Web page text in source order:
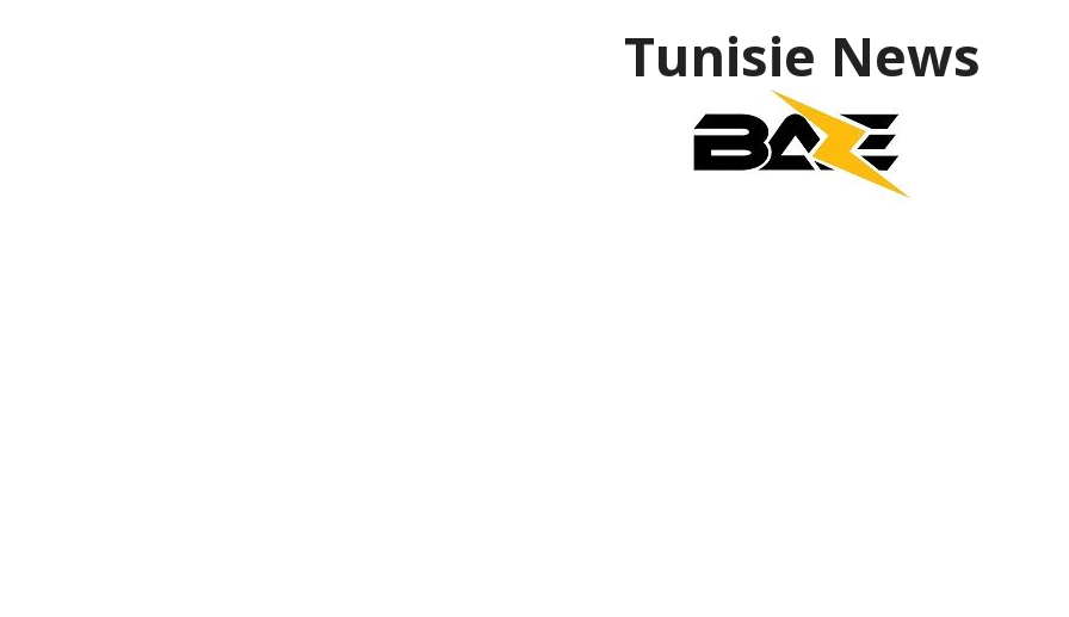
Tunisie News